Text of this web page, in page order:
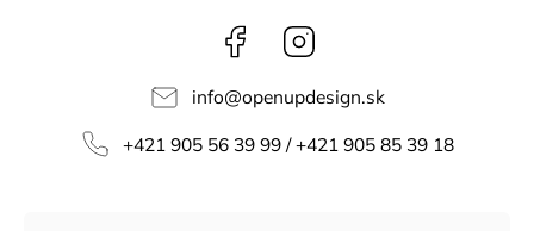
Facebook
info@openupdesign.sk
+421 905 56 39 99 / +421 905 85 39 18